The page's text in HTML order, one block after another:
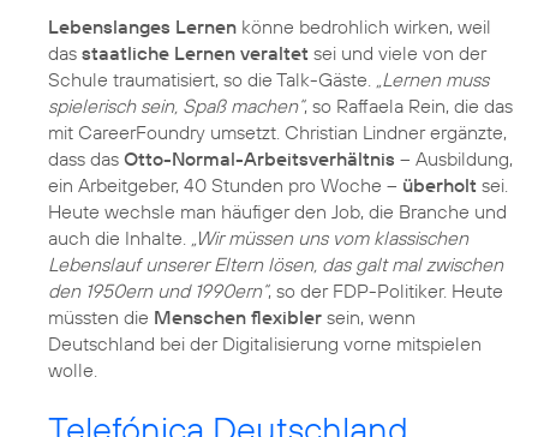
Lebenslanges Lernen könne bedrohlich wirken, weil
das staatliche Lernen veraltet sei und viele von der
Schule traumatisiert, so die Talk-Gäste.
„Lernen muss
spielerisch sein, Spaß machen“, so Raffaela Rein, die das
mit CareerFoundry umsetzt. Christian Lindner ergänzte,
dass das Otto-Normal-Arbeitsverhältnis – Ausbildung,
ein Arbeitgeber, 40 Stunden pro Woche – überholt sei.
Heute wechsle man häufiger den Job, die Branche und
auch die Inhalte.
„Wir müssen uns vom klassischen
Lebenslauf unserer Eltern lösen, das galt mal zwischen
den 1950ern und 1990ern“, so der FDP-Politiker. Heute
müssten die Menschen flexibler sein, wenn
Deutschland bei der Digitalisierung vorne mitspielen
wolle.